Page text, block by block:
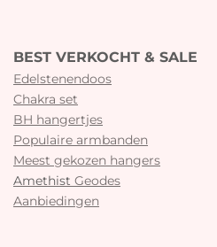
BEST VERKOCHT & SALE
Edelstenendoos
Chakra set
BH hangertjes
Populaire armbanden
Meest gekozen hangers
Amethist Geodes
Aanbiedingen